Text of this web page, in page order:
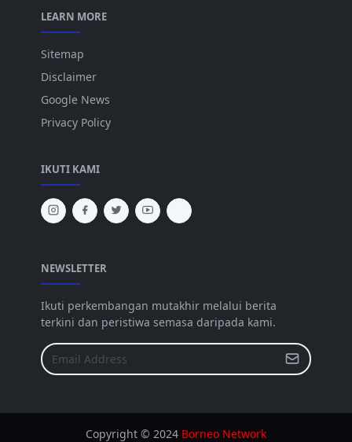
LEARN MORE
Sitemap
Disclaimer
Google News
Privacy Policy
IKUTI KAMI
NEWSLETTER
Ikuti perkembangan mutakhir melalui berita
terkini dan peristiwa semasa daripada kami.
Copyright © 2024 Borneo Network